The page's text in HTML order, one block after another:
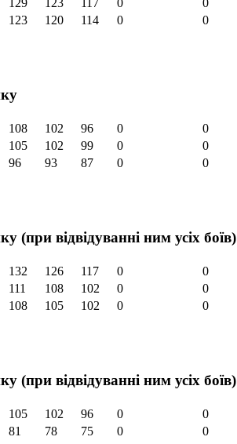
123 120 114 0 0
108 102 96 0
0
105 102 99 0
0
96 93 87 0 0
(при відвідуванні ним усіх боїв)
132 126 117 0
0
111 108 102 0
0
108 105 102 0 0
(при відвідуванні ним усіх боїв)
105 102 96 0
0
81 78 75 0
0